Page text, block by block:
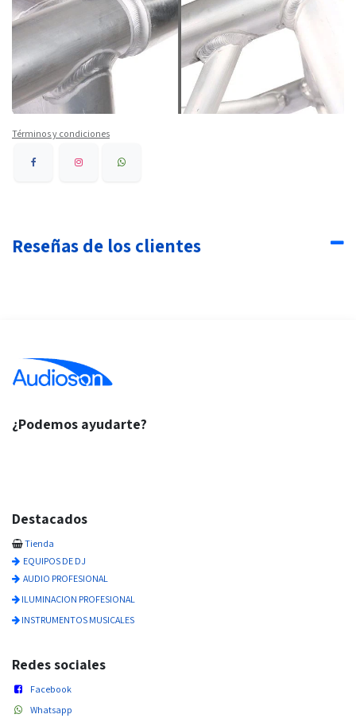
Términos y condiciones
Reseñas de los clientes
¿Podemos ayudarte?
Destacados
Tienda
EQUIPOS DE DJ
AUDIO PROFESIONAL
ILUMINACION PROFESIONAL
INSTRUMENTOS MUSICALES
Redes sociales
Facebook
Whatsapp